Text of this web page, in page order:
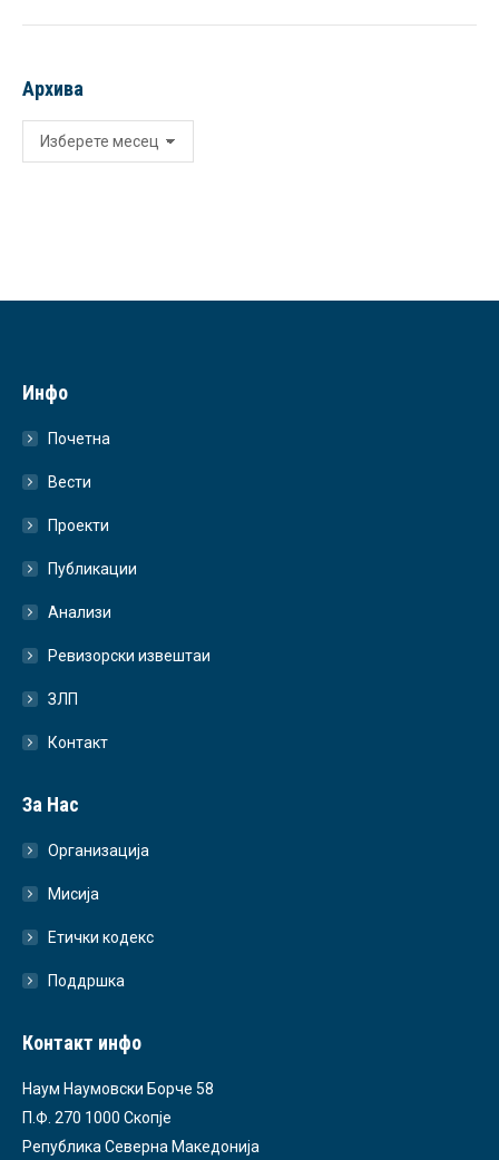
Архива
Архива
Инфо
Почетна
Вести
Проекти
Публикации
Анализи
Ревизорски извештаи
ЗЛП
Контакт
За Нас
Организација
Мисија
Етички кодекс
Поддршка
Контакт инфо
Наум Наумовски Борче 58
П.Ф. 270 1000 Скопје
Република Северна Македонија